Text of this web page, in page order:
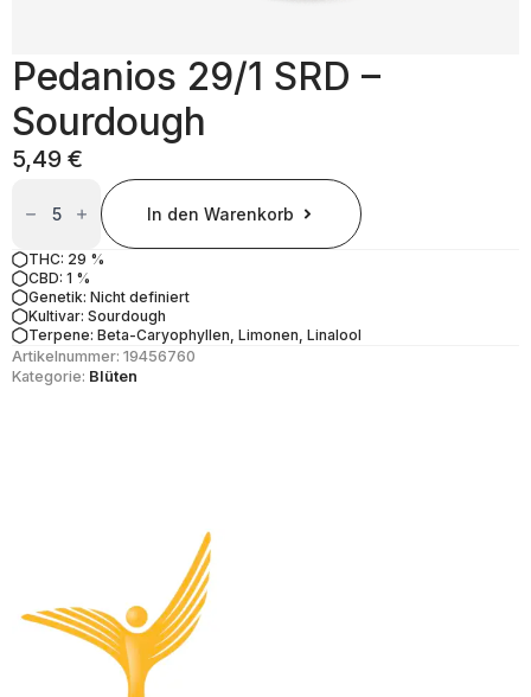
Pedanios 29/1 SRD –
Sourdough
5,49 €
SRD
Sourdough
Menge
In den Warenkorb
THC: 29 %
CBD: 1 %
Genetik: Nicht definiert
Kultivar: Sourdough
Terpene: Beta-Caryophyllen, Limonen, Linalool
Artikelnummer: 19456760
Kategorie: Blüten